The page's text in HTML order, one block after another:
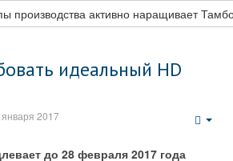
производства активно наращивает
идеальный HD
2017
до 28 февраля 2017 года